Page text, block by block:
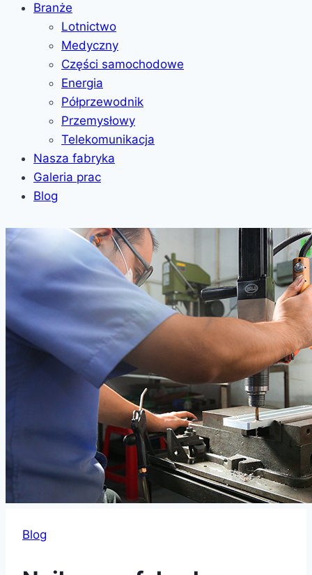
Branże
Lotnictwo
Medyczny
Części samochodowe
Energia
Półprzewodnik
Przemysłowy
Telekomunikacja
Nasza fabryka
Galeria prac
Blog
Blog